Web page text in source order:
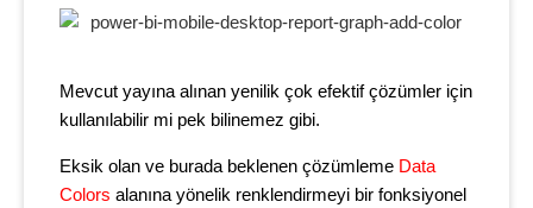
Mevcut yayına alınan yenilik çok efektif çözümler için
kullanılabilir mi pek bilinemez gibi.
Eksik olan ve burada beklenen çözümleme Data
Colors alanına yönelik renklendirmeyi bir fonksiyonel